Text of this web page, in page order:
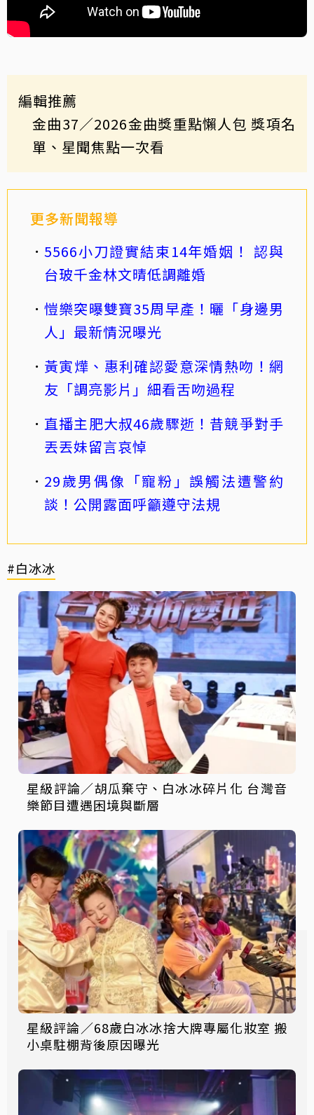
編輯推薦
金曲37／2026金曲獎重點懶人包 獎項名
單、星聞焦點一次看
更多新聞報導
5566小刀證實結束14年婚姻！ 認與
台玻千金林文晴低調離婚
愷樂突曝雙寶35周早產！曬「身邊男
人」最新情況曝光
黃寅燁、惠利確認愛意深情熱吻！網
友「調亮影片」細看舌吻過程
直播主肥大叔46歲驟逝！昔競爭對手
丟丟妹留言哀悼
29歲男偶像「寵粉」誤觸法遭警約
談！公開露面呼籲遵守法規
#白冰冰
星級評論／胡瓜棄守、白冰冰碎片化 台灣音
樂節目遭遇困境與斷層
星級評論／68歲白冰冰捨大牌專屬化妝室 搬
小桌駐棚背後原因曝光